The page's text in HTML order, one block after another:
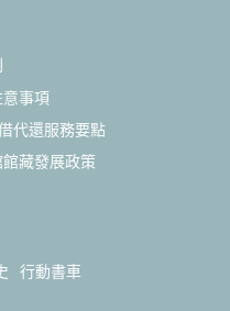
事項
代還服務要點
藏發展政策
行動書車